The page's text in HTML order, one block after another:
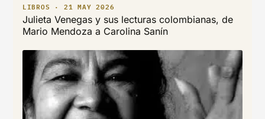
LIBROS · 21 MAY 2026
Julieta Venegas y sus lecturas colombianas, de
Mario Mendoza a Carolina Sanín